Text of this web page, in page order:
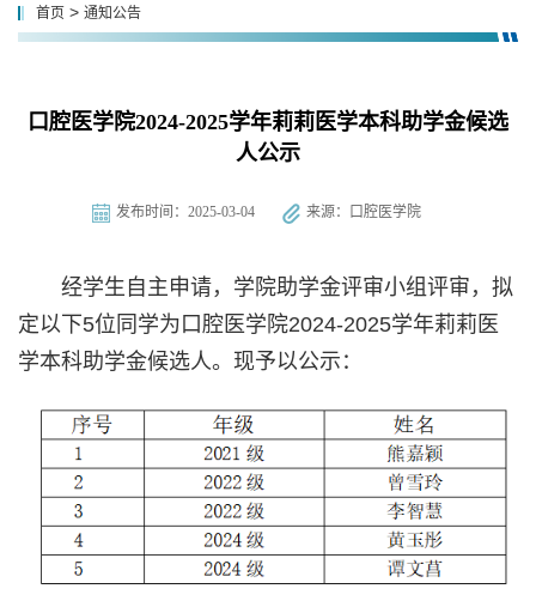
首页 > 通知公告
口腔医学院2024-2025学年莉莉医学本科助学金候选
人公示
发布时间：2025-03-04 来源：口腔医学院
经学生自主申请，学院助学金评审小组评审，拟
定以下5位同学为口腔医学院2024-2025学年莉莉医
学本科助学金候选人。现予以公示：